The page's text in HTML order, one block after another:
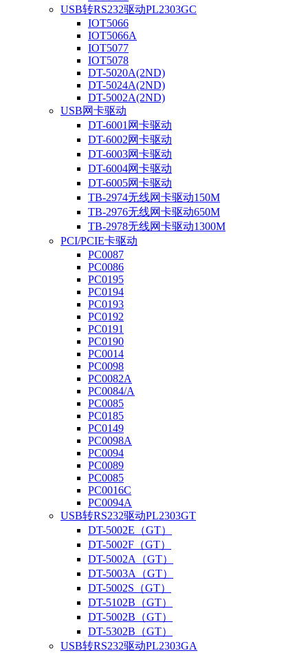
USB转RS232驱动PL2303GC
IOT5066
IOT5066A
IOT5077
IOT5078
DT-5020A(2ND)
DT-5024A(2ND)
DT-5002A(2ND)
USB网卡驱动
DT-6001网卡驱动
DT-6002网卡驱动
DT-6003网卡驱动
DT-6004网卡驱动
DT-6005网卡驱动
TB-2974无线网卡驱动150M
TB-2976无线网卡驱动650M
TB-2978无线网卡驱动1300M
PCI/PCIE卡驱动
PC0087
PC0086
PC0195
PC0194
PC0193
PC0192
PC0191
PC0190
PC0014
PC0098
PC0082A
PC0084/A
PC0085
PC0185
PC0149
PC0098A
PC0094
PC0089
PC0085
PC0016C
PC0094A
USB转RS232驱动PL2303GT
DT-5002E（GT）
DT-5002F（GT）
DT-5002A（GT）
DT-5003A（GT）
DT-5002S（GT）
DT-5102B（GT）
DT-5002B（GT）
DT-5302B（GT）
USB转RS232驱动PL2303GA